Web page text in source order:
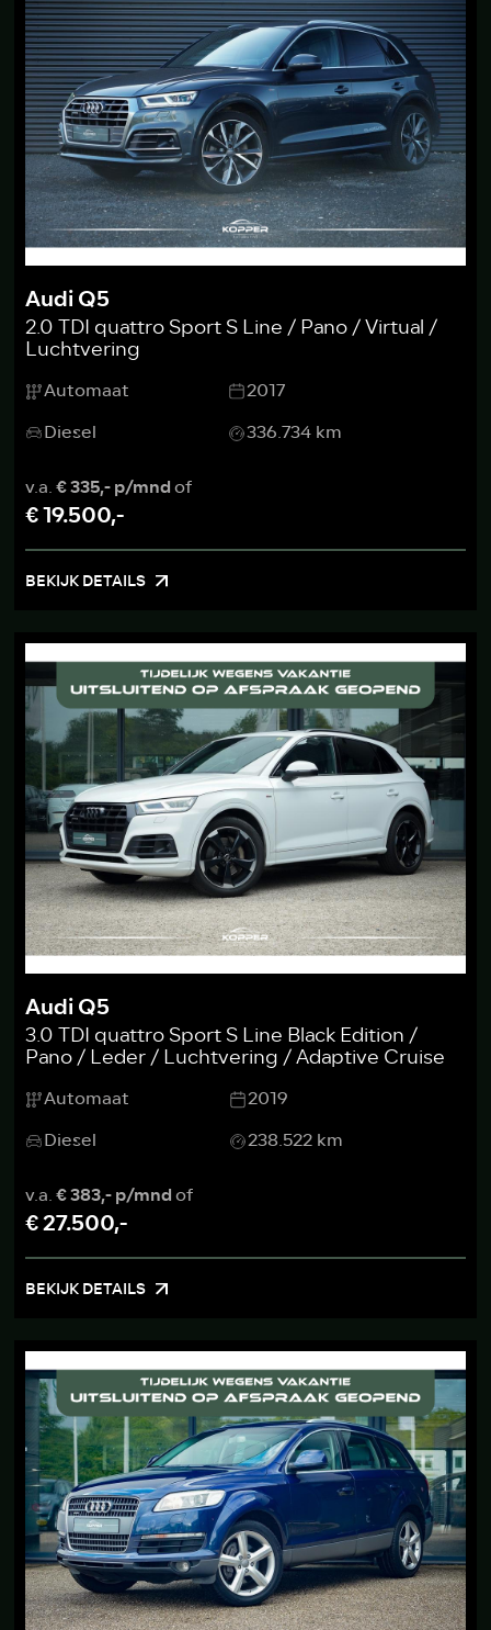
Audi Q5
2.0 TDI quattro Sport S Line / Pano / Virtual /
Luchtvering
Automaat
2017
Diesel
336.734 km
v.a.€ 335,- p/mndof
€ 19.500,-
BEKIJK DETAILS
Audi Q5
3.0 TDI quattro Sport S Line Black Edition /
Pano / Leder / Luchtvering / Adaptive Cruise
Automaat
2019
Diesel
238.522 km
v.a.€ 383,- p/mndof
€ 27.500,-
BEKIJK DETAILS